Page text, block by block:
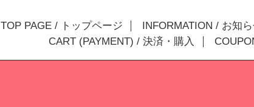
TOP PAGE / トップページ INFORMATION / お知
CART (PAYMENT) / 決済・購入